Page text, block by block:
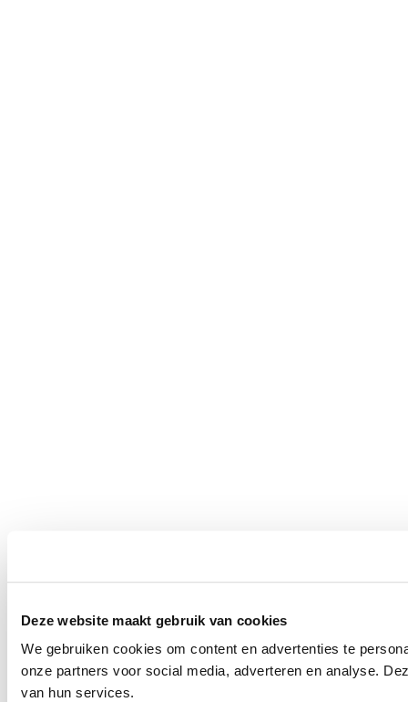
Deze website maakt gebruik van cookies
We gebruiken cookies om content en advertenties te
onze partners voor social media, adverteren en analyse.
van hun services.